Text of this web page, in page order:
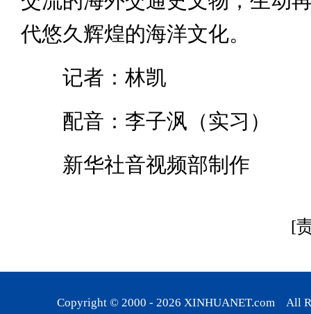
代悠久辉煌的海洋文化。
记者：林凯
配音：李子沨（实习）
新华社音视频部制作
[
Copyright © 2000 - 2026 XINHUANET.com All